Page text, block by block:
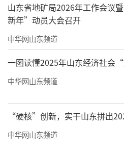
聊城杜站长工作室
专家轩华强介绍，在低
意以下几点：第一，低
喷施磷酸二氢钾，氨基
逆能力。第二，及时维
力增加光照，第四，加
积雪。
“这些年在政府支持
山东省地矿局2026年工作会议
新年”动员大会召开
中华网山东频道
一图读懂2025年山东经济社会
中华网山东频道
“硬核”创新，实干山东拼出
中华网山东频道